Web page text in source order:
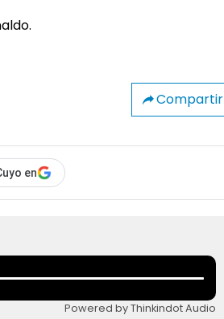
Compartir
en
Powered by Thinkindot Audio